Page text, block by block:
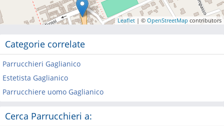
Leaflet | © OpenStreetMap contributors
Categorie correlate
Parrucchieri Gaglianico
Estetista Gaglianico
Parrucchiere uomo Gaglianico
Cerca Parrucchieri a: